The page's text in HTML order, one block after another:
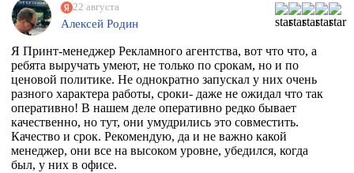
22 августа
Алексей Родин
Я Принт-менеджер Рекламного агентства, вот что что, а
ребята выручать умеют, не только по срокам, но и по
ценовой политике. Не однократно запускал у них очень
разного характера работы, сроки- даже не ожидал что так
оперативно! В нашем деле оперативно редко бывает
качественно, но тут, они умудрились это совместить.
Качество и срок. Рекомендую, да и не важно какой
менеджер, они все на высоком уровне, убедился, когда
был, у них в офисе.